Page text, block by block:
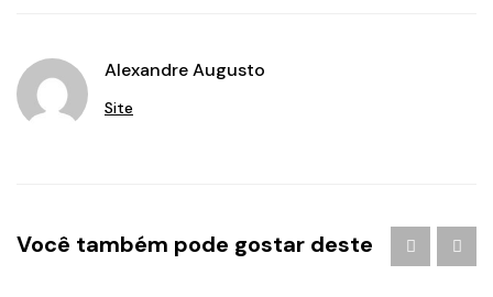
Alexandre Augusto
Site
Você também pode gostar deste